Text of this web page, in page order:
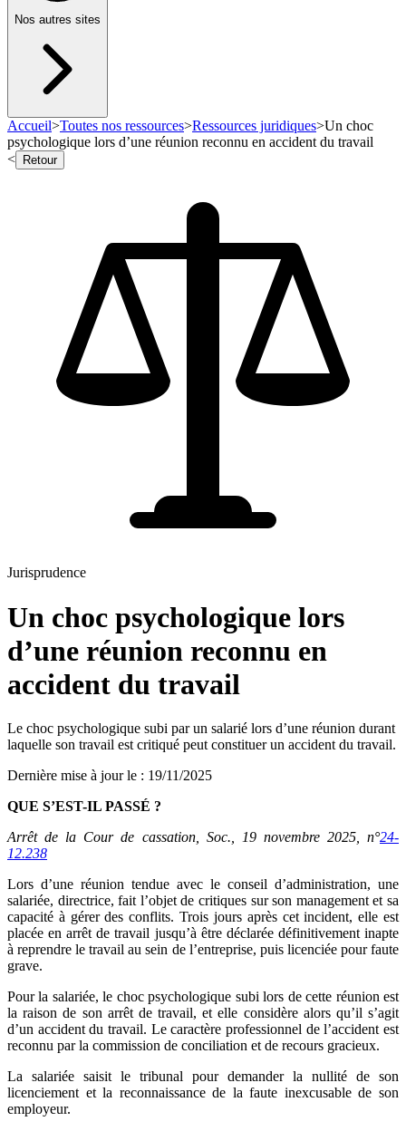
Nos autres sites
Accueil>Toutes nos ressources>Ressources juridiques>Un choc
psychologique lors d’une réunion reconnu en accident du travail
<
Retour
Jurisprudence
Un choc psychologique lors
d’une réunion reconnu en
accident du travail
Le choc psychologique subi par un salarié lors d’une réunion durant
laquelle son travail est critiqué peut constituer un accident du travail.
Dernière mise à jour le : 19/11/2025
QUE S’EST-IL PASSÉ ?
Arrêt de la Cour de cassation, Soc., 19 novembre 2025, n°24-
12.238
Lors d’une réunion tendue avec le conseil d’administration, une
salariée, directrice, fait l’objet de critiques sur son management et sa
capacité à gérer des conflits. Trois jours après cet incident, elle est
placée en arrêt de travail jusqu’à être déclarée définitivement inapte
à reprendre le travail au sein de l’entreprise, puis licenciée pour faute
grave.
Pour la salariée, le choc psychologique subi lors de cette réunion est
la raison de son arrêt de travail, et elle considère alors qu’il s’agit
d’un accident du travail. Le caractère professionnel de l’accident est
reconnu par la commission de conciliation et de recours gracieux.
La salariée saisit le tribunal pour demander la nullité de son
licenciement et la reconnaissance de la faute inexcusable de son
employeur.